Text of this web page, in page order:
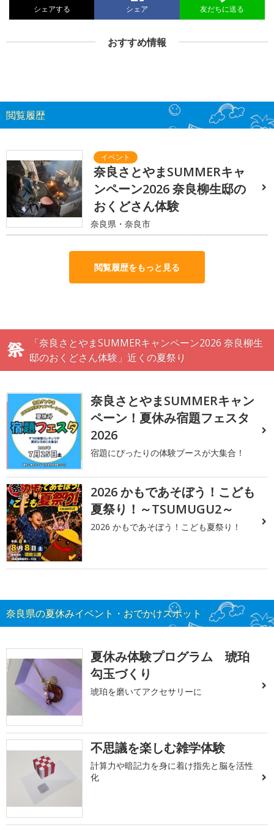
シェアする シェア 友だちに送る
おすすめ情報
閲覧履歴
奈良さとやまSUMMERキャ
ンペーン2026 奈良柳生邸の
おくどさん体験
奈良県・奈良市
閲覧履歴をもっと見る
「奈良さとやまSUMMERキャンペーン2026 奈良柳生
邸のおくどさん体験」近くの夏祭り
奈良さとやまSUMMERキャン
ペーン！夏休み宿題フェスタ
2026
宿題にぴったりの体験ブースが大集合！
2026 かもであそぼう！こども
夏祭り！～TSUMUGU2～
2026 かもであそぼう！こども夏祭り！
奈良県の夏休みイベント・おでかけスポット
夏休み体験プログラム 琥珀
勾玉づくり
琥珀を磨いてアクセサリーに
不思議を楽しむ雑学体験
計算力や暗記力を身に着け指先と脳を活性
化